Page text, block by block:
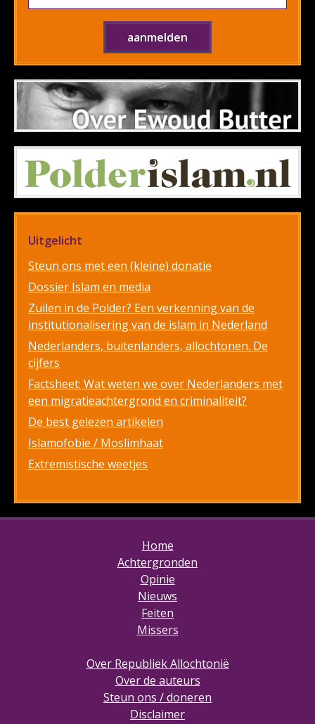
Uitgelicht
Steun ons met een (kleine) donatie
Dossier Islam en media
Zuilen in de Polder? Een verkenning van de
institutionalisering van de islam in Nederland
Nederlanders, buitenlanders, allochtonen. De
cijfers
Factsheet: Wat weten we over Nederlanders met
een migratieachtergrond en criminaliteit?
De best gelezen artikelen
Islamofobie / Moslimhaat
Extremistische weetjes
Home
Achtergronden
Opinie
Nieuws
Feiten
Missers
Over Republiek Allochtonië
Over de auteurs
Steun ons / doneren
Disclaimer